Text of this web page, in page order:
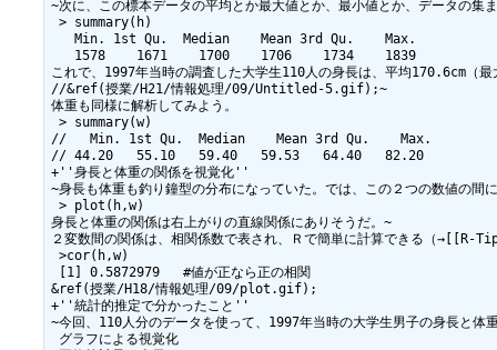
~次に、この標本データの平均とか最大値とか、最小値とか、データの
> summary(h)
   Min. 1st Qu.  Median    Mean 3rd Qu.    Max.
   1578    1671    1700    1706    1734    1839
これで、1997年当時の調査した大学生110人の身長は、平均170.6cm
//&ref(授業/H21/情報処理/09/Untitled-5.gif);~
体重も同様に解析してみよう。
> summary(w)
//   Min. 1st Qu.  Median    Mean 3rd Qu.    Max.
// 44.20   55.10   59.40   59.53   64.40   82.20
+''身長と体重の関係を視覚化''
~身長も体重も釣り鐘型の分布になっていた。では、この２つの数値の
> plot(h,w)
身長と体重の関係は右上がりの直線関係にありそうだ。~
２変数間の関係は、相関係数で表され、Ｒで簡単に計算でき
>cor(h,w)
[1] 0.5872979   #値が正なら正の相関
&ref(授業/H18/情報処理/09/plot.gif);
+''統計的推定で分かったこと''
~今回、110人分のデータを使って、1997年当時の大学生男子の身長と体
グラフによる視覚化